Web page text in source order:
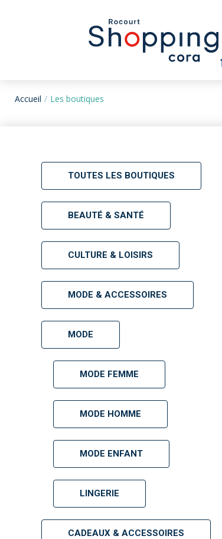
Accueil Les boutiques
TOUTES LES BOUTIQUES
BEAUTÉ & SANTÉ
CULTURE & LOISIRS
MODE & ACCESSOIRES
MODE
MODE FEMME
MODE HOMME
MODE ENFANT
LINGERIE
CADEAUX & ACCESSOIRES